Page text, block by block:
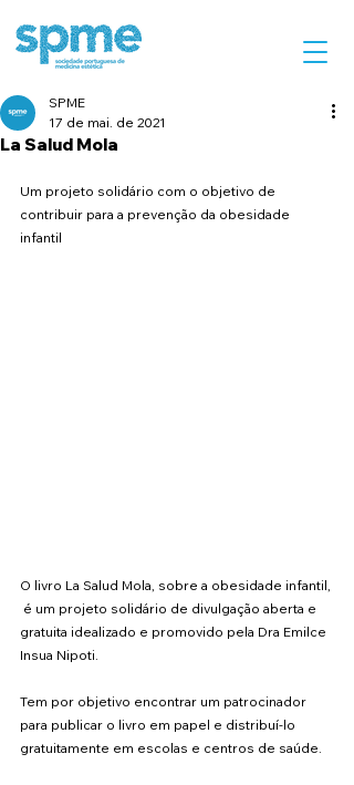
La Salud Mola
SPME
17 de mai. de 2021
Um projeto solidário com o objetivo de
contribuir para a prevenção da obesidade
infantil
O livro La Salud Mola, sobre a obesidade infantil,
é um projeto solidário de divulgação aberta e
gratuita idealizado e promovido pela Dra Emilce
Insua Nipoti.
Tem por objetivo encontrar um patrocinador
para publicar o livro em papel e distribuí-lo
gratuitamente em escolas e centros de saúde.